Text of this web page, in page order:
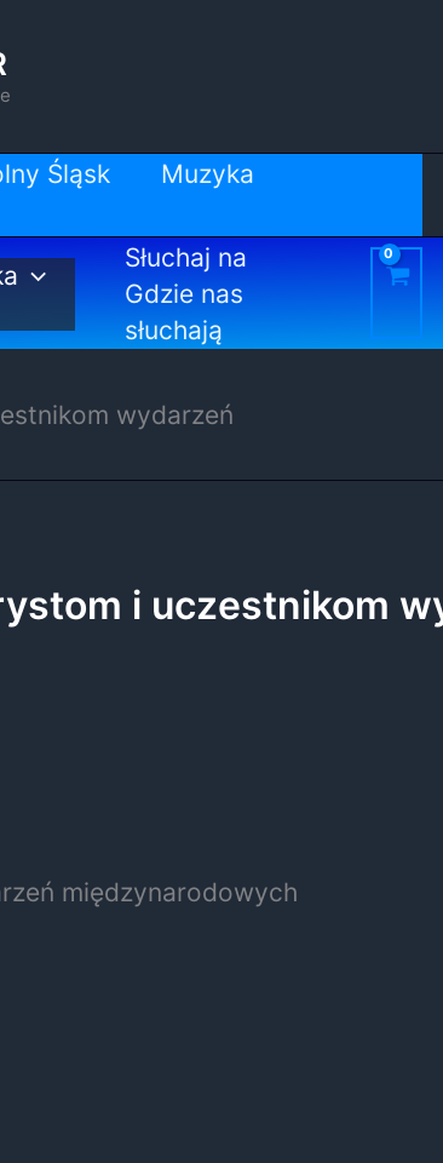
Śląsk
Muzyka
Słuchaj na
Gdzie nas
słuchają
wydarzeń
i uczestnikom
międzynarodowych